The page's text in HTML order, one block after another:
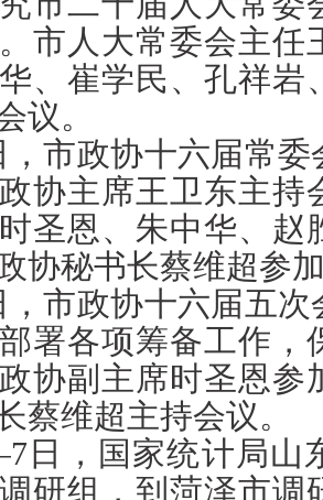
市人大常委会主任
、崔学民、孔祥岩
议。
，市政协十六届常
协主席王卫东主持
圣恩、朱中华、赵
协秘书长蔡维超参
，市政协十六届五
署各项筹备工作，
协副主席时圣恩参
蔡维超主持会议。
7日，国家统计局山
研组， 到菏泽市调